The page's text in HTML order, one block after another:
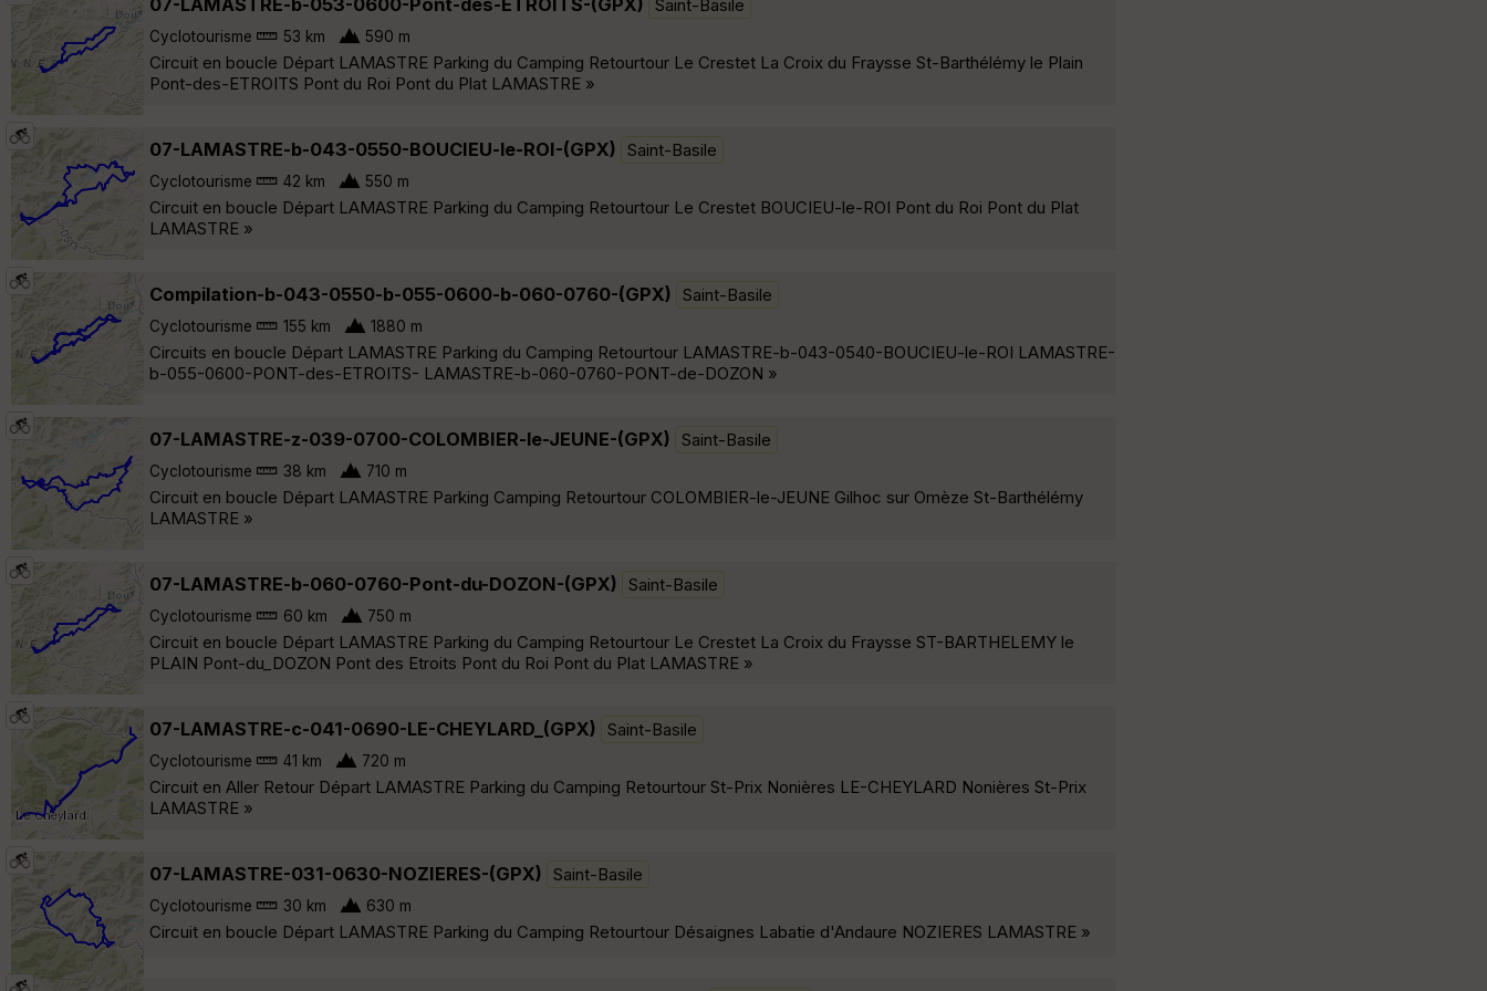
Saint-Basile
Cyclotourisme 53 km 590 m
Circuit en boucle Départ LAMASTRE Parking du Camping Retourtour Le Crestet La Croix du Fraysse St-Barthélémy le Plain
Pont-des-ETROITS Pont du Roi Pont du Plat LAMASTRE »
07-LAMASTRE-b-043-0550-BOUCIEU-le-ROI-(GPX) Saint-Basile
Cyclotourisme 42 km 550 m
Circuit en boucle Départ LAMASTRE Parking du Camping Retourtour Le Crestet BOUCIEU-le-ROI Pont du Roi Pont du Plat
LAMASTRE »
Compilation-b-043-0550-b-055-0600-b-060-0760-(GPX) Saint-Basile
Cyclotourisme 155 km 1880 m
Circuits en boucle Départ LAMASTRE Parking du Camping Retourtour LAMASTRE-b-043-0540-BOUCIEU-le-ROI LAMASTRE-
b-055-0600-PONT-des-ETROITS- LAMASTRE-b-060-0760-PONT-de-DOZON »
07-LAMASTRE-z-039-0700-COLOMBIER-le-JEUNE-(GPX) Saint-Basile
Cyclotourisme 38 km 710 m
Circuit en boucle Départ LAMASTRE Parking Camping Retourtour COLOMBIER-le-JEUNE Gilhoc sur Omèze St-Barthélémy
LAMASTRE »
07-LAMASTRE-b-060-0760-Pont-du-DOZON-(GPX) Saint-Basile
Cyclotourisme 60 km 750 m
Circuit en boucle Départ LAMASTRE Parking du Camping Retourtour Le Crestet La Croix du Fraysse ST-BARTHELEMY le
PLAIN Pont-du_DOZON Pont des Etroits Pont du Roi Pont du Plat LAMASTRE »
07-LAMASTRE-c-041-0690-LE-CHEYLARD_(GPX) Saint-Basile
Cyclotourisme 41 km 720 m
Circuit en Aller Retour Départ LAMASTRE Parking du Camping Retourtour St-Prix Nonières LE-CHEYLARD Nonières St-Prix
LAMASTRE »
07-LAMASTRE-031-0630-NOZIERES-(GPX) Saint-Basile
Cyclotourisme 30 km 630 m
Circuit en boucle Départ LAMASTRE Parking du Camping Retourtour Désaignes Labatie d'Andaure NOZIERES LAMASTRE »